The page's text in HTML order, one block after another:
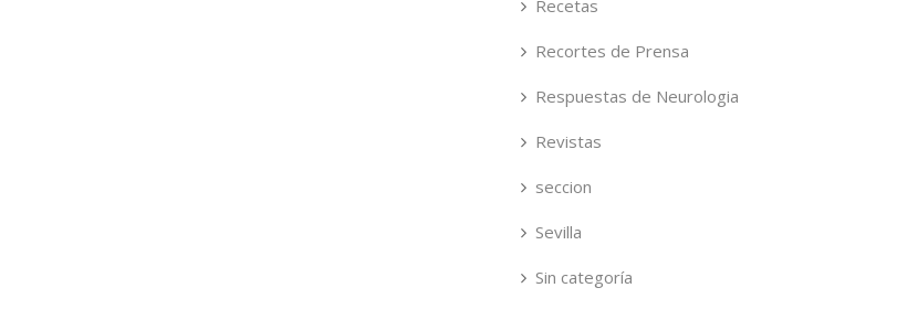
Recetas
Recortes de Prensa
Respuestas de Neurologia
Revistas
seccion
Sevilla
Sin categoría